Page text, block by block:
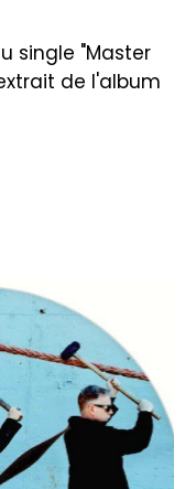
single "Master
de l'album